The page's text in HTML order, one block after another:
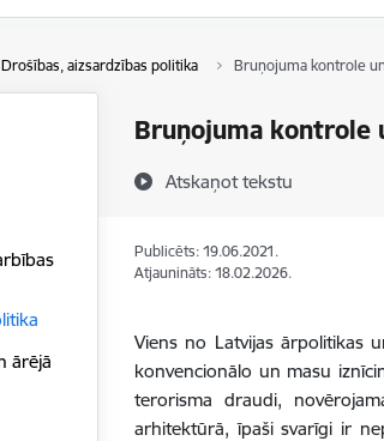
Drošības, aizsardzības politika Bruņojuma kontrole
Bruņojuma kontrole
Atskaņot tekstu
ārējā
Publicēts: 19.06.2021.
Atjaunināts: 18.02.2026.
Viens no Latvijas ārpolitikas
konvencionālo un masu
terorisma draudi,
arhitektūrā, īpaši svarīgi ir